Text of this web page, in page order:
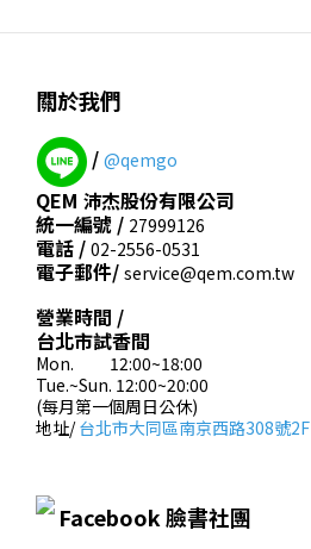
關於我們
/ @qemgo
QEM 沛杰股份有限公司
統一編號 / 27999126
電話 / 02-2556-0531
電子郵件/ service@qem.com.tw
營業時間 /
台北市試香間
Mon. 12:00~18:00
Tue.~Sun. 12:00~20:00
(每月第一個周日公休)
地址/台北市大同區南京西路308號2F
Facebook 臉書社團